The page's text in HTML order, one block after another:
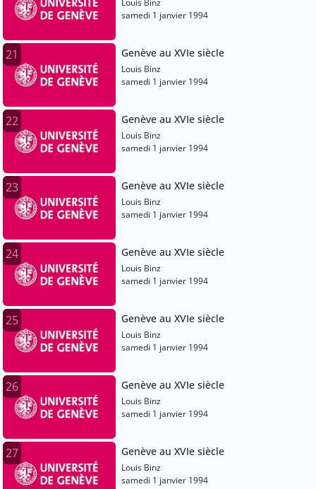
Louis Binz
samedi 1 janvier 1994
21 Genève au XVIe siècle
Louis Binz
samedi 1 janvier 1994
22 Genève au XVIe siècle
Louis Binz
samedi 1 janvier 1994
23 Genève au XVIe siècle
Louis Binz
samedi 1 janvier 1994
24 Genève au XVIe siècle
Louis Binz
samedi 1 janvier 1994
25 Genève au XVIe siècle
Louis Binz
samedi 1 janvier 1994
26 Genève au XVIe siècle
Louis Binz
samedi 1 janvier 1994
27 Genève au XVIe siècle
Louis Binz
samedi 1 janvier 1994